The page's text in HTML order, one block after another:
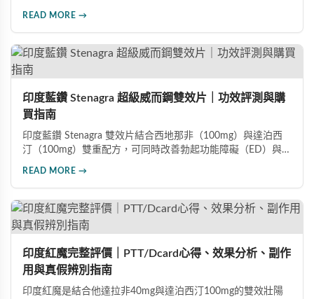
READ MORE →
印度藍鑽 Stenagra 超級威而鋼雙效片｜功效評測與購
買指南
印度藍鑽 Stenagra 雙效片結合西地那非（100mg）與達泊西
汀（100mg）雙重配方，可同時改善勃起功能障礙（ED）與早
高的男性保健品選擇。
READ MORE →
印度紅魔完整評價｜PTT/Dcard心得、效果分析、副作
用與真假辨別指南
印度紅魔是結合他達拉非40mg與達泊西汀100mg的雙效壯陽